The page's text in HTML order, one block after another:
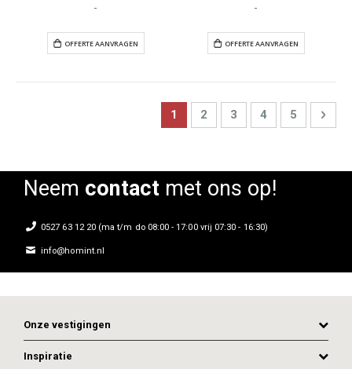
OFFERTE AANVRAGEN OFFERTE
-
-
Page
You're currently reading page
1 Page
2 Page
3 Page
4 Page
5 Page
Next
Neem contactmet ons op!
0527 63 12 20 (ma t/m do 08:00 - 17:00 vrij 07:30 - 16:30)
info@homint.nl
Onze vestigingen
Inspiratie